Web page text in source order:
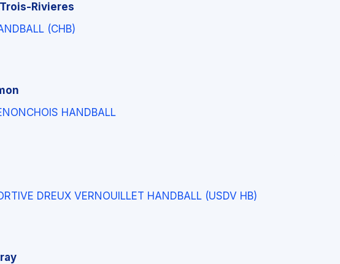
Rivieres
(CHB)
HANDBALL
DREUX VERNOUILLET HANDBALL (USDV HB)